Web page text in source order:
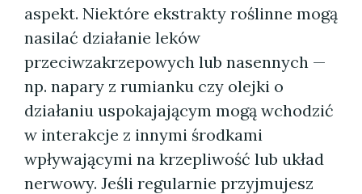
aspekt. Niektóre ekstrakty roślinne mogą
nasilać działanie leków
przeciwzakrzepowych lub nasennych —
np. napary z rumianku czy olejki o
działaniu uspokajającym mogą wchodzić
w interakcje z innymi środkami
wpływającymi na krzepliwość lub układ
nerwowy. Jeśli regularnie przyjmujesz